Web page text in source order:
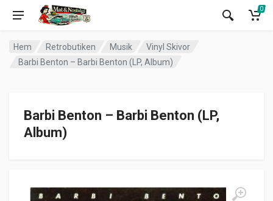
0
Hem Retrobutiken Musik
Vinyl Skivor
Barbi Benton – Barbi Benton (LP, Album)
Barbi Benton – Barbi Benton (LP,
Album)